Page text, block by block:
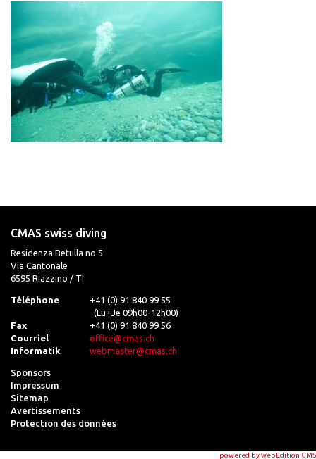
CMAS swiss diving
Residenza Betulla no 5
Via Cantonale
6595 Riazzino / TI
Téléphone
+41 (0) 91 840 99 55
(Lu+Je 09h00-12h00)
Fax
+41 (0) 91 840 99 56
Courriel
office@cmas.ch
Informatik
webmaster@cmas.ch
Sponsors
Impressum
Sitemap
Avertissements
Protection des données
powered by webEdition CMS